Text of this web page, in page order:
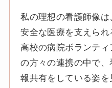
私の理想の看護師像
安全な医療を支えられ
高校の病院ボランテ
の方々の連携の中で
報共有をしている姿を